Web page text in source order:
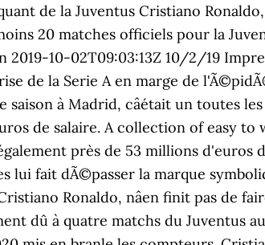
de la Juventus Cristiano
20 matches officiels pour la
2019-10-02T09:03:13Z 10/2/19
de la Serie A en marge de
à Madrid, câétait un toutes
de salaire. A collection of easy
près de 53 millions d'euros
lui fait dÃ©passer la marque
Ronaldo, nâen finit pas de
dû à quatre matchs du Juventus au